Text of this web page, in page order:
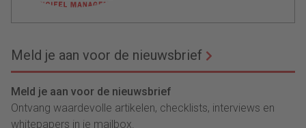
Meld je aan voor de nieuwsbrief
Meld je aan voor de nieuwsbrief
Ontvang waardevolle artikelen, checklists, interviews en
whitepapers in je mailbox.